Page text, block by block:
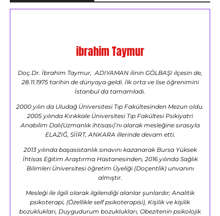
ibrahim Taymur
Doç.Dr. İbrahim Taymur, ADIYAMAN ilinin GÖLBAŞI ilçesin de,
28.11.1975 tarihin de dünyaya geldi. İlk orta ve lise öğrenimini
İstanbul da tamamladı.
2000 yılın da Uludağ Üniversitesi Tıp Fakültesinden Mezun oldu.
2005 yılında Kırıkkale Üniversitesi Tıp Fakültesi Psikiyatri
Anabilim Dalı(Uzmanlık ihtisası)’nı alarak mesleğine sırasıyla
ELAZIĞ, SİİRT, ANKARA illerinde devam etti.
2013 yılında başasistanlık sınavını kazanarak Bursa Yüksek
İhtisas Eğitim Araştırma Hastanesinden, 2016 yılında Sağlık
Bilimleri Üniversitesi öğretim Üyeliği (Doçentlik) unvanını
almıştır.
Mesleği ile ilgili olarak ilgilendiği alanlar şunlardır; Analitik
psikoterapi, (Özellikle self psikoterapisi), Kişilik ve kişilik
bozuklukları, Duygudurum bozuklukları, Obezitenin psikolojik